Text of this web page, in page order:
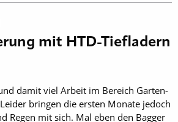
mit HTD-Tiefladern
damit viel Arbeit im Bereich Garten-
bringen die ersten Monate jedoch
Regen mit sich. Mal eben den Bagger